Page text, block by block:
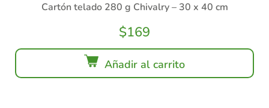
Cartón telado 280 g Chivalry – 30 x 40 cm
$169
Añadir al carrito